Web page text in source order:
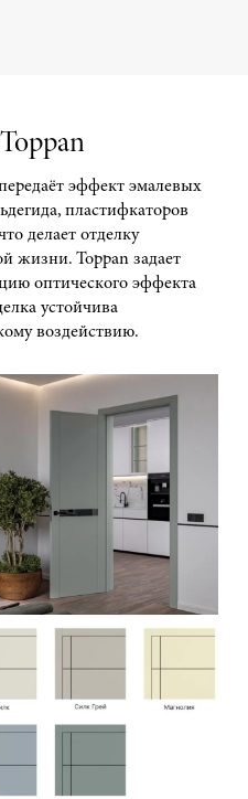
эффект эмалевых
пластифкаторов
делает отделку
жизни. Toppan задает
оптического эффекта
устойчива
воздействию.